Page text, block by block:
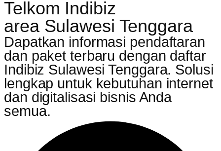
Telkom Indibiz
area Sulawesi Tenggara
Dapatkan informasi pendaftaran
dan paket terbaru dengan daftar
Indibiz Sulawesi Tenggara. Solusi
lengkap untuk kebutuhan internet
dan digitalisasi bisnis Anda
semua.